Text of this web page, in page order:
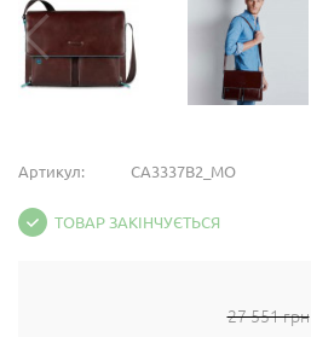
Артикул: CA3337B2_MO
ТОВАР ЗАКІНЧУЄТЬСЯ
27 551 грн